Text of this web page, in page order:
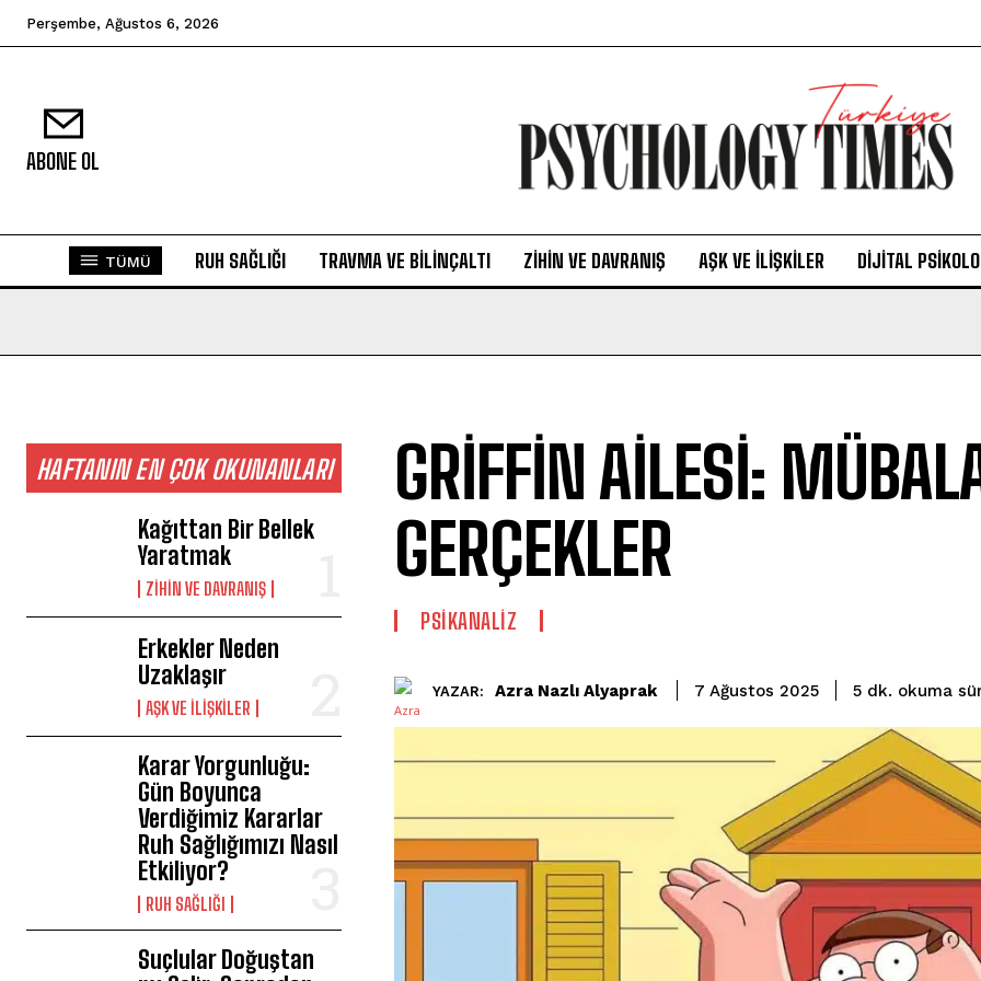
Perşembe, Ağustos 6, 2026
ABONE OL
TÜMÜ RUH SAĞLIĞI TRAVMA VE BILINÇALTI ZIHIN VE DAVRANIŞ AŞK VE İLIŞKILER DIJITAL
HAFTANIN EN ÇOK OKUNANLARI
Kağıttan Bir Bellek
Yaratmak
⁠ZIHIN VE DAVRANIŞ
Erkekler Neden
Uzaklaşır
AŞK VE İLIŞKILER
Karar Yorgunluğu:
Gün Boyunca
Verdiğimiz Kararlar
Ruh Sağlığımızı Nasıl
Etkiliyor?
⁠RUH SAĞLIĞI
Suçlular Doğuştan
GRİFFİN AİLESİ:
GERÇEKLER
PSIKANALIZ
YAZAR: Azra Nazlı Alyaprak 7 Ağustos 2025 5 dk. okuma